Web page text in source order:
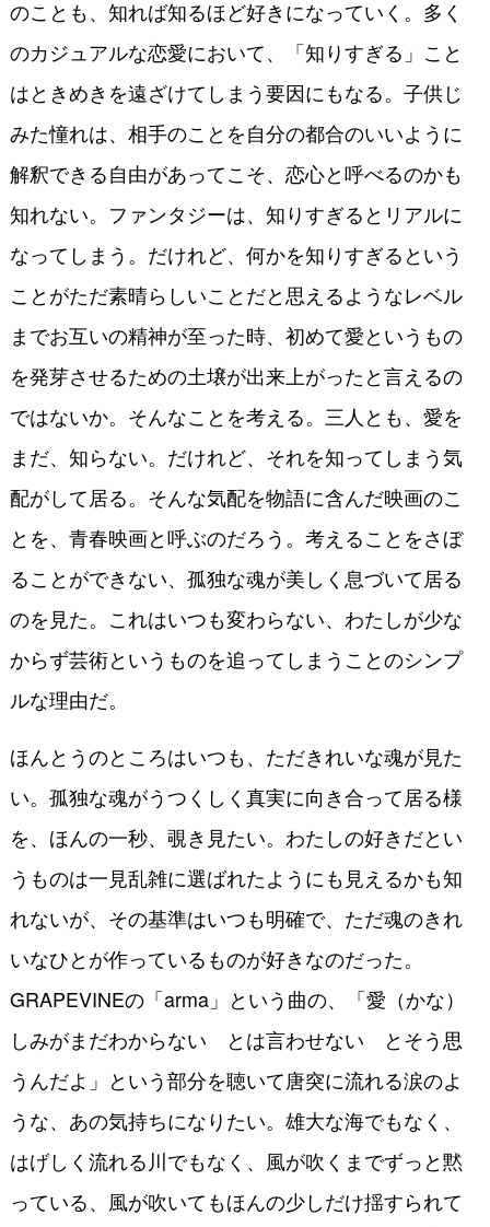
のことも、知れば知るほど好きになっていく。多く
のカジュアルな恋愛において、「知りすぎる」こと
はときめきを遠ざけてしまう要因にもなる。子供じ
みた憧れは、相手のことを自分の都合のいいように
解釈できる自由があってこそ、恋心と呼べるのかも
知れない。ファンタジーは、知りすぎるとリアルに
なってしまう。だけれど、何かを知りすぎるという
ことがただ素晴らしいことだと思えるようなレベル
までお互いの精神が至った時、初めて愛というもの
を発芽させるための土壌が出来上がったと言えるの
ではないか。そんなことを考える。三人とも、愛を
まだ、知らない。だけれど、それを知ってしまう気
配がして居る。そんな気配を物語に含んだ映画のこ
とを、青春映画と呼ぶのだろう。考えることをさぼ
ることができない、孤独な魂が美しく息づいて居る
のを見た。これはいつも変わらない、わたしが少な
からず芸術というものを追ってしまうことのシンプ
ルな理由だ。
ほんとうのところはいつも、ただきれいな魂が見た
い。孤独な魂がうつくしく真実に向き合って居る様
を、ほんの一秒、覗き見たい。わたしの好きだとい
うものは一見乱雑に選ばれたようにも見えるかも知
れないが、その基準はいつも明確で、ただ魂のきれ
いなひとが作っているものが好きなのだった。
GRAPEVINEの「arma」という曲の、「愛（かな）
しみがまだわからない とは言わせない とそう思
うんだよ」という部分を聴いて唐突に流れる涙のよ
うな、あの気持ちになりたい。雄大な海でもなく、
はげしく流れる川でもなく、風が吹くまでずっと黙
っている、風が吹いてもほんの少しだけ揺すられて